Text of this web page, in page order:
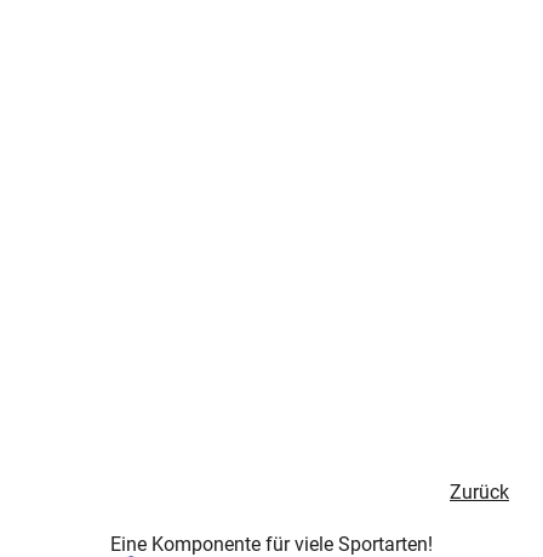
Zurück
Eine Komponente für viele Sportarten!